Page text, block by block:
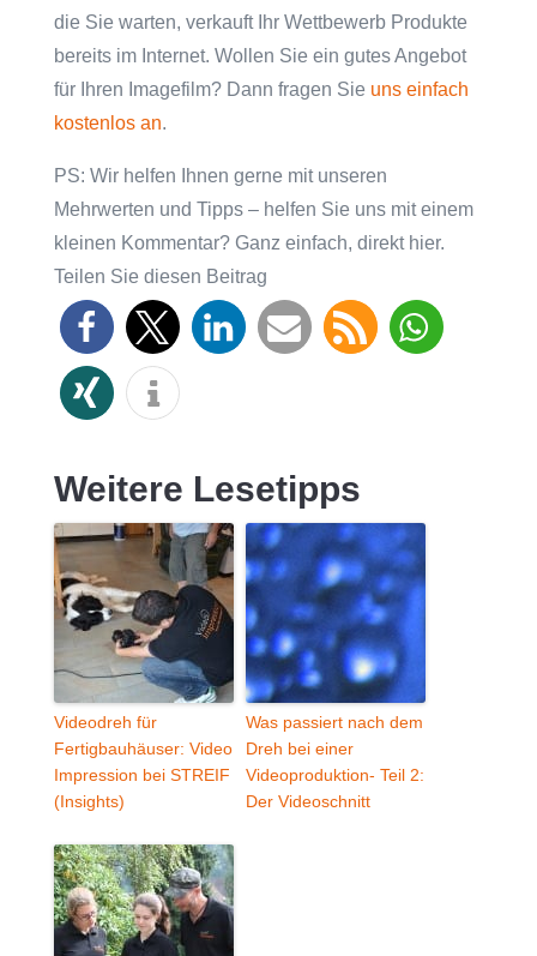
die Sie warten, verkauft Ihr Wettbewerb Produkte
bereits im Internet. Wollen Sie ein gutes Angebot
für Ihren Imagefilm? Dann fragen Sie uns einfach
kostenlos an.
PS: Wir helfen Ihnen gerne mit unseren
Mehrwerten und Tipps – helfen Sie uns mit einem
kleinen Kommentar? Ganz einfach, direkt hier.
Teilen Sie diesen Beitrag
Weitere Lesetipps
Videodreh für
Fertigbauhäuser: Video
Impression bei STREIF
(Insights)
Was passiert nach dem
Dreh bei einer
Videoproduktion- Teil 2:
Der Videoschnitt